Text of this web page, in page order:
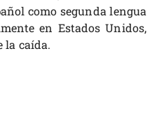
como segunda lengua
en Estados Unidos,
la caída.